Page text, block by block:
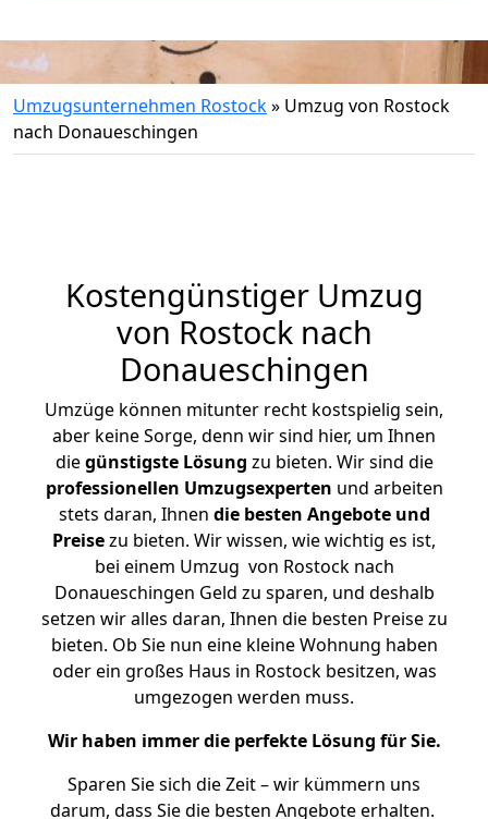
Umzugsunternehmen Rostock» Umzug von Rostock
nach Donaueschingen
Kostengünstiger Umzug
von Rostock nach
Donaueschingen
Umzüge können mitunter recht kostspielig sein,
aber keine Sorge, denn wir sind hier, um Ihnen
diegünstigste Lösung zu bieten. Wir sind die
professionellen Umzugsexperten und arbeiten
stets daran, Ihnen die besten Angebote und
Preisezu bieten. Wir wissen, wie wichtig es ist,
bei einem Umzug von Rostock nach
Donaueschingen Geld zu sparen, und deshalb
setzen wir alles daran, Ihnen die besten Preise zu
bieten. Ob Sie nun eine kleine Wohnung haben
oder ein großes Haus in Rostock besitzen, was
umgezogen werden muss.
Wir haben immer die perfekte Lösung für Sie.
Sparen Sie sich die Zeit – wir kümmern uns
darum, dass Sie die besten Angebote erhalten.